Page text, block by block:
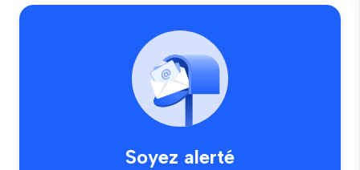
Soyez alerté